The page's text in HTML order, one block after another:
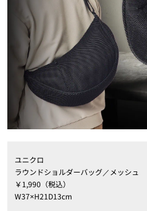
ユニクロ
ラウンドショルダーバッグ／メッシュ
￥1,990（税込）
W37×H21D13cm